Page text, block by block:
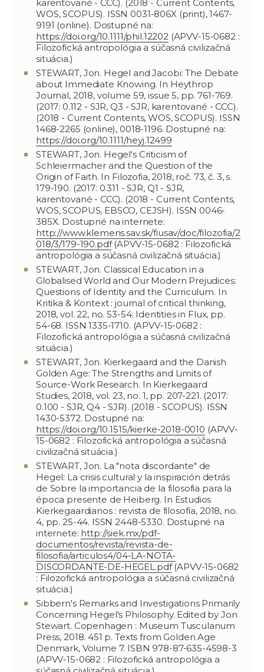
karentované - CCC). (2018 - Current Contents,
WOS, SCOPUS). ISSN 0031-806X (print), 1467-
9191 (online). Dostupné na:
https://doi.org/10.1111/phil.12202 (APVV-15-0682 :
Filozofická antropológia a súčasná civilizačná
situácia.)
STEWART, Jon. Hegel and Jacobi: The Debate
about Immediate Knowing. In Heythrop
Journal, 2018, volume 59, issue 5, pp. 761-769.
(2017: 0.112 - SJR, Q3 - SJR, karentované - CCC).
(2018 - Current Contents, WOS, SCOPUS). ISSN
1468-2265 (online), 0018-1196. Dostupné na:
https://doi.org/10.1111/heyj.12499
STEWART, Jon. Hegel's Criticism of
Schleiermacher and the Question of the
Origin of Faith. In Filozofia, 2018, roč. 73, č. 3, s.
179-190. (2017: 0.311 - SJR, Q1 - SJR,
karentované - CCC). (2018 - Current Contents,
WOS, SCOPUS, EBSCO, CEJSH). ISSN 0046-
385X. Dostupné na internete:
http://www.klemens.sav.sk/fiusav/doc/filozofia/2
018/3/179-190.pdf(APVV-15-0682 : Filozofická
antropológia a súčasná civilizačná situácia.)
STEWART, Jon. Classical Education in a
Globalised World and Our Modern Prejudices:
Questions of Identity and the Curriculum. In
Kritika & Kontext : journal of critical thinking,
2018, vol. 22, no. 53-54: Identities in Flux, pp.
54-68. ISSN 1335-1710. (APVV-15-0682 :
Filozofická antropológia a súčasná civilizačná
situácia.)
STEWART, Jon. Kierkegaard and the Danish
Golden Age: The Strengths and Limits of
Source-Work Research. In Kierkegaard
Studies, 2018, vol. 23, no. 1, pp. 207-221. (2017:
0.100 - SJR, Q4 - SJR). (2018 - SCOPUS). ISSN
1430-5372. Dostupné na:
https://doi.org/10.1515/kierke-2018-0010 (APVV-
15-0682 : Filozofická antropológia a súčasná
civilizačná situácia.)
STEWART, Jon. La "nota discordante" de
Hegel: La crisis cultural y la inspiración detrás
de Sobre la importancia de la filosofia para la
época presente de Heiberg. In Estudios
Kierkegaardianos : revista de filosofía, 2018, no.
4, pp. 25-44. ISSN 2448-5330. Dostupné na
internete: http://siek.mx/pdf-
documentos/revista/revista-de-
filosofia/articulos4/04-LA-NOTA-
DISCORDANTE-DE-HEGEL.pdf(APVV-15-0682
: Filozofická antropológia a súčasná civilizačná
situácia.)
Sibbern's Remarks and Investigations Primarily
Concerning Hegel's Philosophy. Edited by Jon
Stewart. Copenhagen : Museum Tusculanum
Press, 2018. 451 p. Texts from Golden Age
Denmark, Volume 7. ISBN 978-87-635-4598-3
(APVV-15-0682 : Filozofická antropológia a